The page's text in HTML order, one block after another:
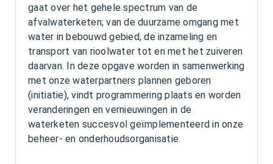
gaat over het gehele spectrum van de
afvalwaterketen; van de duurzame omgang met
water in bebouwd gebied, de inzameling en
transport van rioolwater tot en met het zuiveren
daarvan. In deze opgave worden in samenwerking
met onze waterpartners plannen geboren
(initiatie), vindt programmering plaats en worden
veranderingen en vernieuwingen in de
waterketen succesvol geïmplementeerd in onze
beheer- en onderhoudsorganisatie.